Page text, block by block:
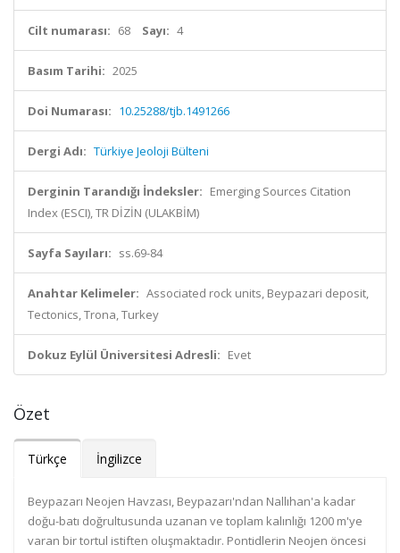
Cilt numarası: 68 Sayı: 4
Basım Tarihi: 2025
Doi Numarası: 10.25288/tjb.1491266
Dergi Adı: Türkiye Jeoloji Bülteni
Derginin Tarandığı İndeksler: Emerging Sources Citation
Index (ESCI), TR DİZİN (ULAKBİM)
Sayfa Sayıları: ss.69-84
Anahtar Kelimeler: Associated rock units, Beypazari deposit,
Tectonics, Trona, Turkey
Dokuz Eylül Üniversitesi Adresli: Evet
Özet
Türkçe İngilizce
Beypazarı Neojen Havzası, Beypazarı'ndan Nallıhan'a kadar
doğu-batı doğrultusunda uzanan ve toplam kalınlığı 1200 m'ye
varan bir tortul istiften oluşmaktadır. Pontidlerin Neojen öncesi